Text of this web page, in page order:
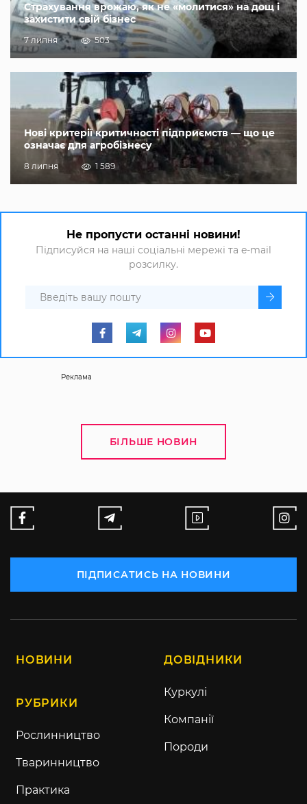
Страхування врожаю, як не «молитися» на дощ і
захистити свій бізнес
7 липня 503
Нові критерії критичності підприємств — що це
означає для агробізнесу
8 липня 1 589
Не пропусти останні новини!
Підписуйся на наші соціальні мережі та e-mail
розсилку.
Реклама
БІЛЬШЕ НОВИН
ПІДПИСАТИСЬ НА НОВИНИ
НОВИНИ
РУБРИКИ
Рослинництво
Тваринництво
Практика
ДОВІДНИКИ
Куркулі
Компанії
Породи